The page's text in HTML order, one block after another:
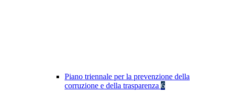
Piano triennale per la prevenzione della
corruzione e della trasparenza 6